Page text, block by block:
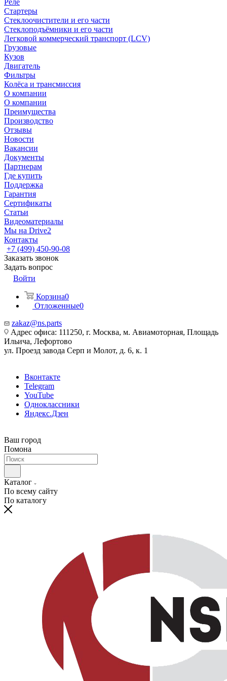
Реле
Стартеры
Стеклоочистители и его части
Стеклоподъёмники и его части
Легковой коммерческий транспорт (LCV)
Грузовые
Кузов
Двигатель
Фильтры
Колёса и трансмиссия
О компании
О компании
Преимущества
Производство
Отзывы
Новости
Вакансии
Документы
Партнерам
Где купить
Поддержка
Гарантия
Сертификаты
Статьи
Видеоматериалы
Мы на Drive2
Контакты
+7 (499) 450-90-08
Заказать звонок
Задать вопрос
Войти
Корзина0
Отложенные0
zakaz@ns.parts
Адрес офиса: 111250, г. Москва, м. Авиамоторная, Площадь
Ильича, Лефортово
ул. Проезд завода Серп и Молот, д. 6, к. 1
Вконтакте
Telegram
YouTube
Одноклассники
Яндекс.Дзен
Ваш город
Помона
Каталог
По всему сайту
По каталогу